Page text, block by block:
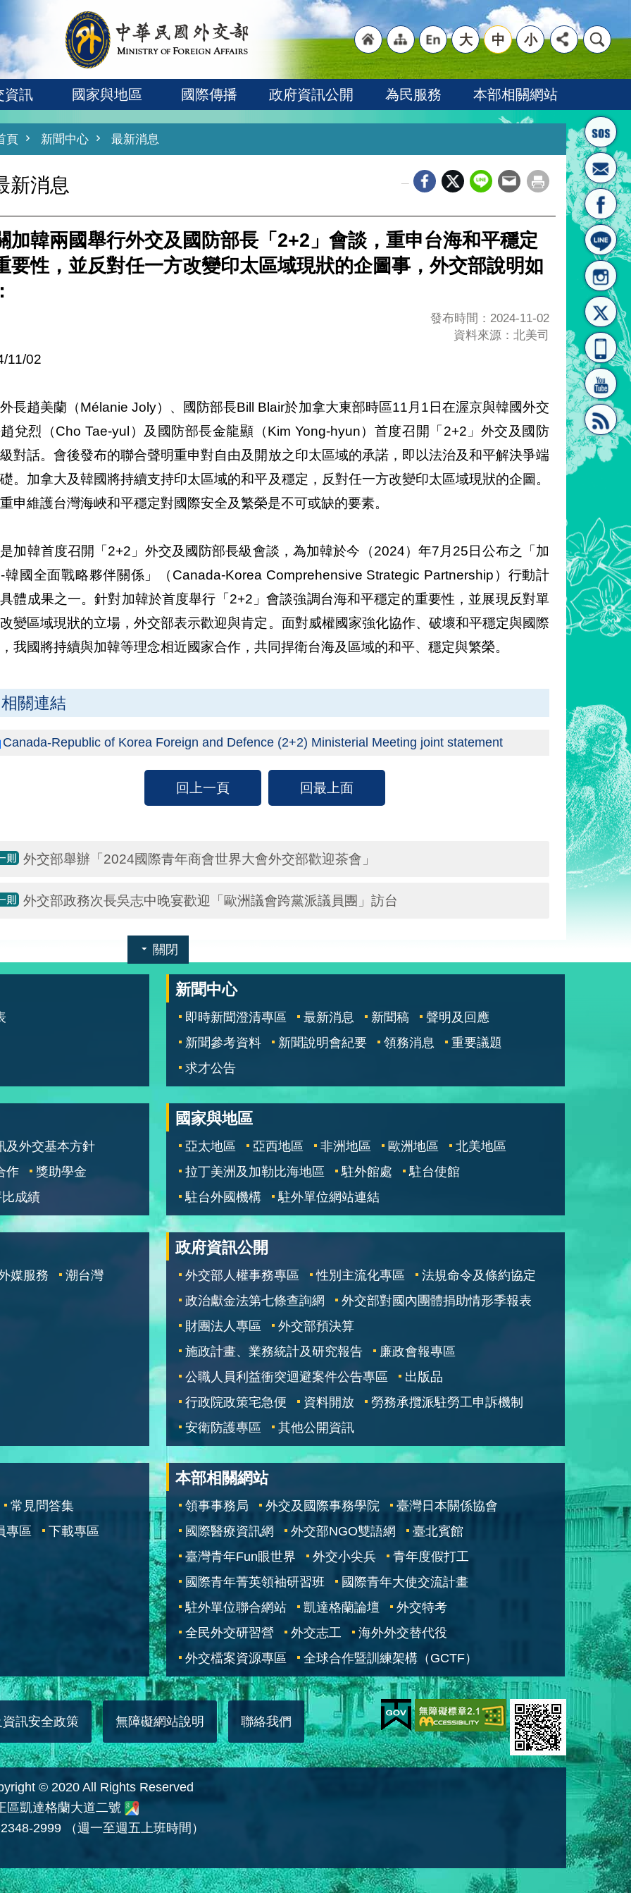
首頁
結]"
"網
站導
[連
結]"
"英
文語
大 中 小
資訊 國家與地區 國際傳播 政府資訊公開 為民服務 本部相關網站
頁 新聞中心 最新消息
新消息
加韓兩國舉行外交及國防部長「2+2」會談，重申台海和平穩定
要性，並反對任一方改變印太區域現狀的企圖事，外交部說明如
發布時間：2024-11-02
資料來源：北美司
11/02
長趙美蘭（Mélanie Joly）、國防部長Bill Blair於加拿大東部時區11月1日在渥京與韓國外交
兌烈（Cho Tae-yul）及國防部長金龍顯（Kim Yong-hyun）首度召開「2+2」外交及國防
對話。會後發布的聯合聲明重申對自由及開放之印太區域的承諾，即以法治及和平解決爭端
。加拿大及韓國將持續支持印太區域的和平及穩定，反對任一方改變印太區域現狀的企圖。
申維護台灣海峽和平穩定對國際安全及繁榮是不可或缺的要素。
加韓首度召開「2+2」外交及國防部長級會談，為加韓於今（2024）年7月25日公布之「加
韓國全面戰略夥伴關係」（Canada-Korea Comprehensive Strategic Partnership）行動計
體成果之一。針對加韓於首度舉行「2+2」會談強調台海和平穩定的重要性，並展現反對單
變區域現狀的立場，外交部表示歡迎與肯定。面對威權國家強化協作、破壞和平穩定與國際
我國將持續與加韓等理念相近國家合作，共同捍衛台海及區域的和平、穩定與繁榮。
相關連結
Canada-Republic of Korea Foreign and Defence (2+2) Ministerial Meeting joint statement
回上一頁 回最上面
外交部舉辦「2024國際青年商會世界大會外交部歡迎茶會」
外交部政務次長吳志中晚宴歡迎「歐洲議會跨黨派議員團」訪台
關閉
新聞中心
即時新聞澄清專區 最新消息 新聞稿
聲明及回應
新聞參考資料
新聞說明會紀要 領務消息
重要議題
求才公告
及外交基本方針
作
獎助學金
成績
國家與地區
亞太地區 亞西地區 非洲地區 歐洲地區
北美地區
拉丁美洲及加勒比海地區
駐外館處
駐台使館
駐台外國機構
駐外單位網站連結
媒服務 潮台灣
政府資訊公開
外交部人權事務專區 性別主流化專區
法規命令及條約協定
政治獻金法第七條查詢網
外交部對國內團體捐助情形季報表
財團法人專區
外交部預決算
施政計畫、業務統計及研究報告
廉政會報專區
公職人員利益衝突迴避案件公告專區
出版品
行政院政策宅急便
資料開放
勞務承攬派駐勞工申訴機制
安衛防護專區
其他公開資訊
常見問答集
專區
下載專區
本部相關網站
領事事務局 外交及國際事務學院
臺灣日本關係協會
國際醫療資訊網
外交部NGO雙語網
臺北賓館
臺灣青年Fun眼世界
外交小尖兵
青年度假打工
國際青年菁英領袖研習班
國際青年大使交流計畫
駐外單位聯合網站
凱達格蘭論壇
外交特考
全民外交研習營
外交志工
海外外交替代役
外交檔案資源專區
全球合作暨訓練架構（GCTF）
訊安全政策 無障礙網站說明 聯絡我們
© 2020 All Rights Reserved
區凱達格蘭大道二號
2999 （週一至週五上班時間）